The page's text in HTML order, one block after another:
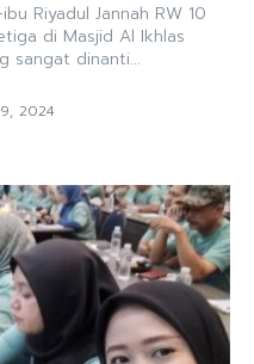
Riyadul Jannah RW 10
di Masjid Al Ikhlas
sangat dinanti...
2024